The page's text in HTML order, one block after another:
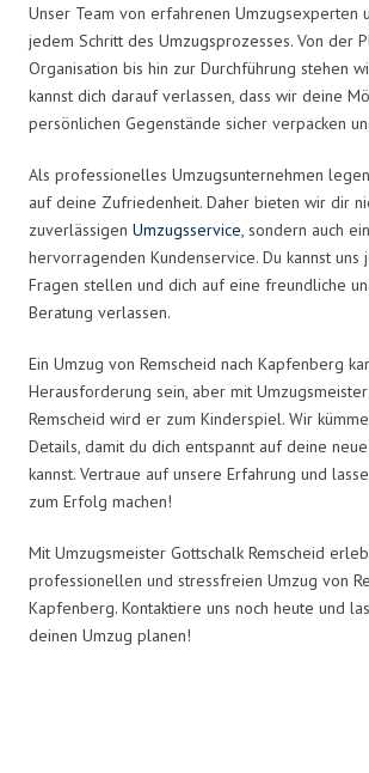
Unser Team von erfahrenen Umzugsexperten
jedem Schritt des Umzugsprozesses. Von der
Organisation bis hin zur Durchführung stehen
kannst dich darauf verlassen, dass wir deine
persönlichen Gegenstände sicher verpacken
Als professionelles Umzugsunternehmen
auf deine Zufriedenheit. Daher bieten wir dir
zuverlässigen Umzugsservice, sondern auch
hervorragenden Kundenservice. Du kannst
Fragen stellen und dich auf eine freundliche
Beratung verlassen.
Ein Umzug von Remscheid nach Kapfenberg
Herausforderung sein, aber mit
Remscheid wird er zum Kinderspiel. Wir
Details, damit du dich entspannt auf deine
kannst. Vertraue auf unsere Erfahrung und
zum Erfolg machen!
Mit Umzugsmeister Gottschalk Remscheid
professionellen und stressfreien Umzug von
Kapfenberg. Kontaktiere uns noch heute und
deinen Umzug planen!